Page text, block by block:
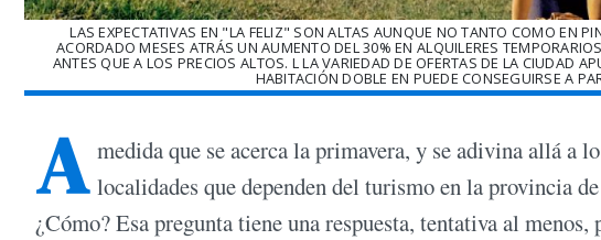
LAS EXPECTATIVAS EN "LA FELIZ" SON ALTAS AUNQUE NO TANTO COMO EN
ACORDADO MESES ATRÁS UN AUMENTO DEL 30% EN ALQUILERES
ANTES QUE A LOS PRECIOS ALTOS. L LA VARIEDAD DE OFERTAS DE LA CIUDAD
HABITACIÓN DOBLE EN PUEDE CONSEGUIRSE A
A medida que se acerca la primavera, y se adivina allá a
localidades que dependen del turismo en la provincia
¿Cómo? Esa pregunta tiene una respuesta, tentativa al